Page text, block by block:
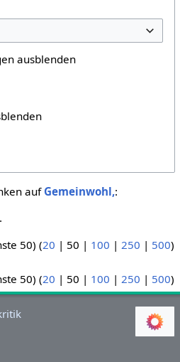
ausblenden
auf Gemeinwohl,:
50) (20 | 50 | 100 | 250 | 500)
50) (20 | 50 | 100 | 250 | 500)